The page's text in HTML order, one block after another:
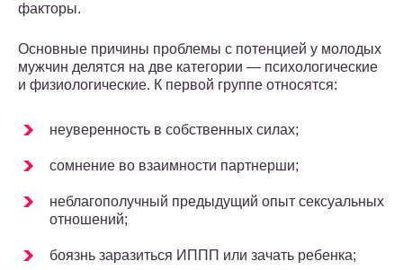
факторы.
Основные причины проблемы с потенцией у молодых
мужчин делятся на две категории — психологические
и физиологические. К первой группе относятся:
неуверенность в собственных силах;
сомнение во взаимности партнерши;
неблагополучный предыдущий опыт сексуальных
отношений;
боязнь заразиться ИППП или зачать ребенка;